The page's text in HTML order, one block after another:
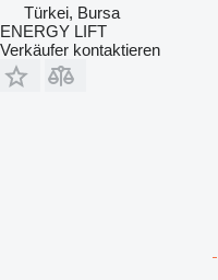
Türkei, Bursa
ENERGY LIFT
Verkäufer kontaktieren